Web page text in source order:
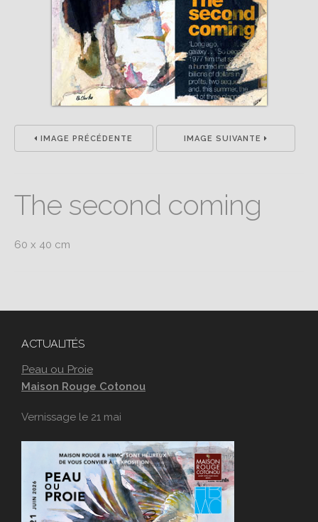
IMAGE PRÉCÉDENTE IMAGE SUIVANTE
The second coming
60 x 40 cm
ACTUALITÉS
Peau ou Proie
Maison Rouge Cotonou
Vernissage le 21 mai